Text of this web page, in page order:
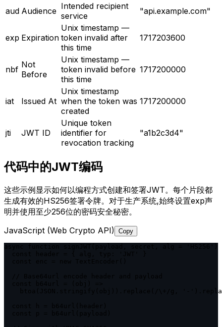
aud Audience Intended recipient
service
"api.example.com"
exp Expiration
Unix timestamp —
token invalid after
this time
1717203600
nbf Not
Before
Unix timestamp —
token invalid before
this time
1717200000
iat Issued At
Unix timestamp
when the token was
created
1717200000
jti JWT ID
Unique token
identifier for
revocation tracking
"a1b2c3d4"
代码中的JWT编码
这些示例显示如何以编程方式创建和签署JWT。每个片段都
生成有效的HS256签署令牌。对于生产系统,始终设置exp声
明并使用至少256位的密码安全秘密。
JavaScript (Web Crypto API) Copy
btoa(JSON.stringify(obj)).replace(/\+/g, '-